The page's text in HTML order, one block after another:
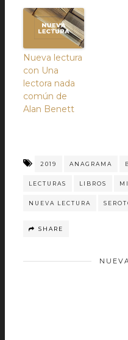
Nueva lectura
con Una
lectora nada
común de
Alan Benett
2019 ANAGRAMA
LECTURAS LIBROS
NUEVA LECTURA
SHARE